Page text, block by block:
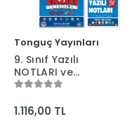
Tonguç Yayınları
9. Sınıf Yazılı
NOTLARI ve
DENEMELERİ - 1 ve 2.
Yayınları
1.116,00 TL